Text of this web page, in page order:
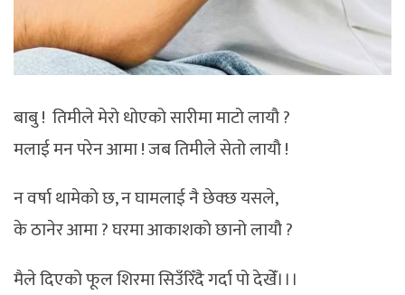
बाबु ! तिमीले मेरो धोएको सारीमा माटो लायौ ?
मलाई मन परेन आमा ! जब तिमीले सेतो लायौ !
न वर्षा थामेको छ, न घामलाई नै छेक्छ यसले,
के ठानेर आमा ? घरमा आकाशको छानो लायौ ?
मैले दिएको फूल शिरमा सिउँरिँदै गर्दा पो देखेँ।।।